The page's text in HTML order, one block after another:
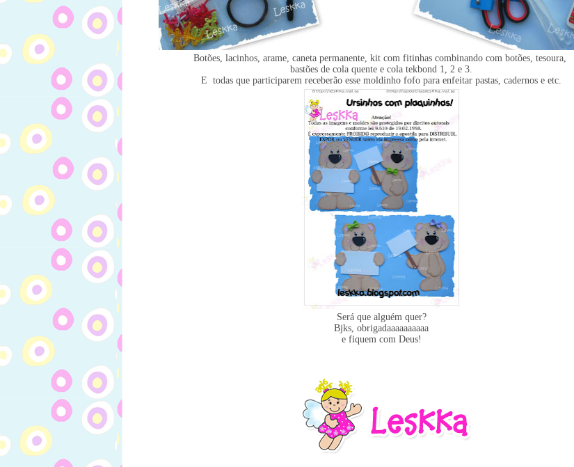
Botões, lacinhos, arame, caneta permanente, kit com fitinhas combinando com botões, tesoura,
bastões de cola quente e cola tekbond 1, 2 e 3.
E todas que participarem receberão esse moldinho fofo para enfeitar pastas, cadernos e etc.
Será que alguém quer?
Bjks, obrigadaaaaaaaaaa
e fiquem com Deus!